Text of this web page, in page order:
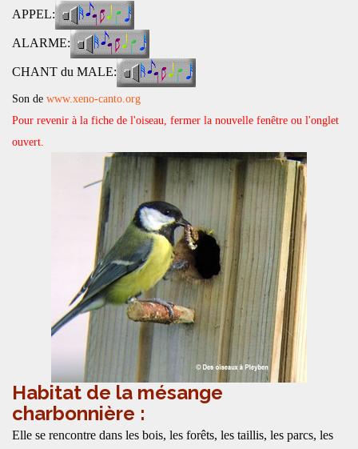
APPEL:
ALARME:
CHANT du MALE:
Son de www.xeno-canto.org
Pour revenir à la fiche de l'oiseau, fermer la nouvelle fenêtre ou l'onglet
ouvert.
Habitat de la mésange
charbonnière :
Elle se rencontre dans les bois, les forêts, les taillis, les parcs, les